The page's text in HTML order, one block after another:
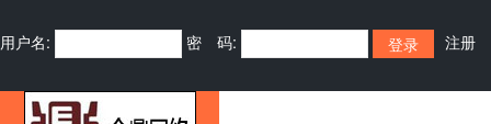
用户名: 密 码: 注册